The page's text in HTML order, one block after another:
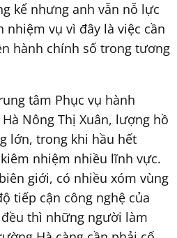
kể nhưng anh vẫn nỗ lực
nhiệm vụ vì đây là việc cần
hành chính số trong tương
tâm Phục vụ hành
Nông Thị Xuân, lượng hồ
lớn, trong khi hầu hết
nhiệm nhiều lĩnh vực.
giới, có nhiều xóm vùng
tiếp cận công nghệ của
thì những người làm